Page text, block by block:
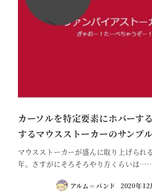
カーソルを特定要素にホバーす
するマウスストーカーのサンプル
マウスストーカーが盛んに取り上げられ
年。さすがにそろそろやり方くらいは
アルム＝バンド 2020年12